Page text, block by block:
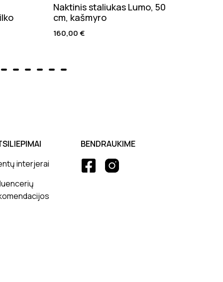
Naktinis staliukas Lumo, 50
cm, kašmyro
160,00€
interjerai
BENDRAUKIME